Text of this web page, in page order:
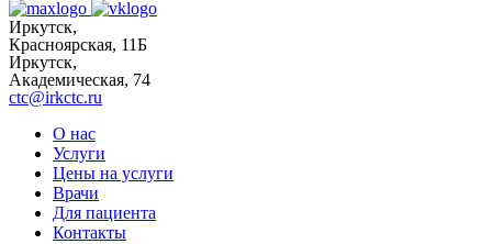
Иркутск,
Красноярская, 11Б
Иркутск,
Академическая, 74
ctc@irkctc.ru
О нас
Услуги
Цены на услуги
Врачи
Для пациента
Контакты